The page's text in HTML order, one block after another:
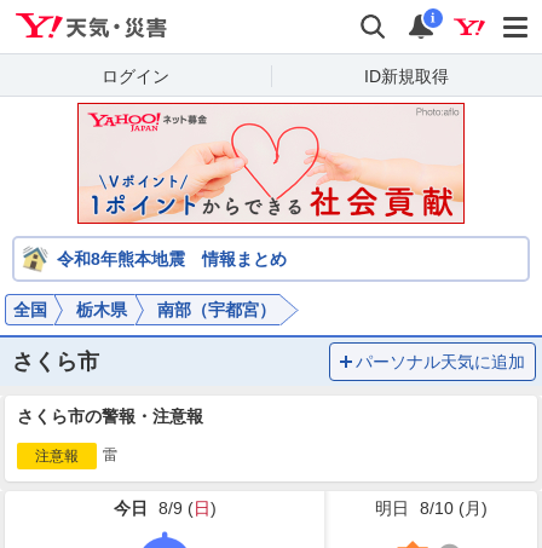
検索 通知
i
ログイン ID新規取得
令和8年熊本地震 情報まとめ
全国 栃木県 南部（宇都宮）
さくら市 パーソナル天気に追加
さくら市の警報・注意報
注意報 雷
今日 8/9 (日) 明日 8/10 (月)